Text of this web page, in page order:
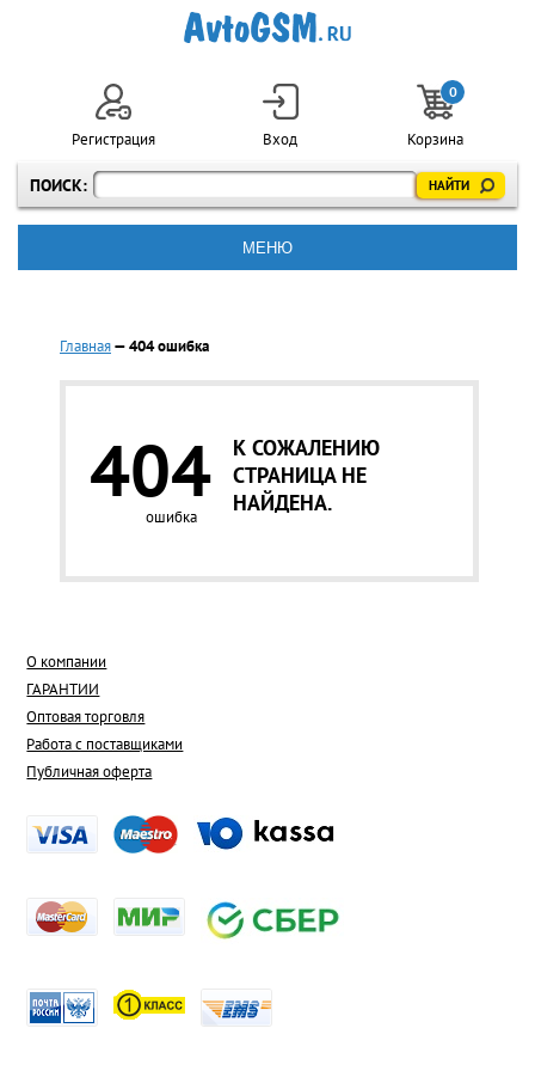
ПОИСК:
Регистрация Вход
0
Корзина
МЕНЮ
Главная—404 ошибка
404
ошибка
К СОЖАЛЕНИЮ
СТРАНИЦА НЕ
НАЙДЕНА.
О компании
ГАРАНТИИ
Оптовая торговля
Работа с поставщиками
Публичная оферта